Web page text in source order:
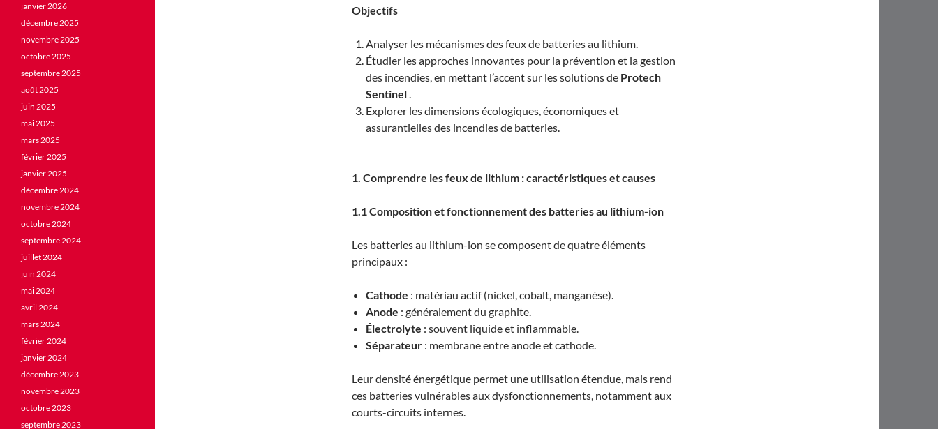
Objectifs
Analyser les mécanismes des feux de batteries au lithium.
Étudier les approches innovantes pour la prévention et la gestion
des incendies, en mettant l’accent sur les solutions de Protech
Sentinel.
Explorer les dimensions écologiques, économiques et
assurantielles des incendies de batteries.
1. Comprendre les feux de lithium : caractéristiques et causes
1.1 Composition et fonctionnement des batteries au lithium-ion
Les batteries au lithium-ion se composent de quatre éléments
principaux :
Cathode : matériau actif (nickel, cobalt, manganèse).
Anode : généralement du graphite.
Électrolyte : souvent liquide et inflammable.
Séparateur : membrane entre anode et cathode.
Leur densité énergétique permet une utilisation étendue, mais rend
ces batteries vulnérables aux dysfonctionnements, notamment aux
courts-circuits internes.
janvier 2026
décembre 2025
novembre 2025
octobre 2025
septembre 2025
août 2025
juin 2025
mai 2025
mars 2025
février 2025
janvier 2025
décembre 2024
novembre 2024
octobre 2024
septembre 2024
juillet 2024
juin 2024
mai 2024
avril 2024
mars 2024
février 2024
janvier 2024
décembre 2023
novembre 2023
octobre 2023
septembre 2023